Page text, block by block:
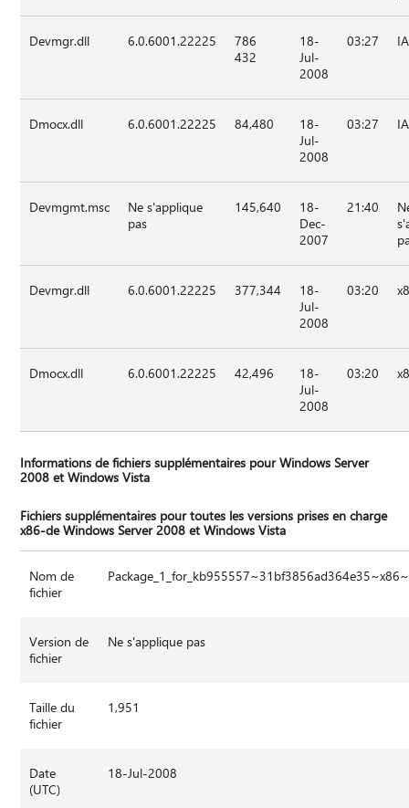
Devmgr.dll 6.0.6001.22225
786
432
18-
Jul-
2008
03:27
Dmocx.dll 6.0.6001.22225 84,480
18-
Jul-
2008
03:27
Devmgmt.msc
Ne s'applique
pas
145,640
18-
Dec-
2007
21:40
Devmgr.dll 6.0.6001.22225 377,344
18-
Jul-
2008
03:20
Dmocx.dll 6.0.6001.22225 42,496
18-
Jul-
2008
03:20
Informations de fichiers supplémentaires pour Windows Server
2008 et Windows Vista
Fichiers supplémentaires pour toutes les versions prises en charge
x86-de Windows Server 2008 et Windows Vista
Nom de
fichier
Version de
fichier
Ne s'applique pas
Taille du
fichier
1,951
Date
(UTC)
18-Jul-2008